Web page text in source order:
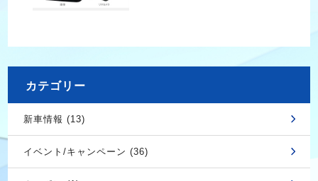
カテゴリー
新車情報 (13)
イベント/キャンペーン (36)